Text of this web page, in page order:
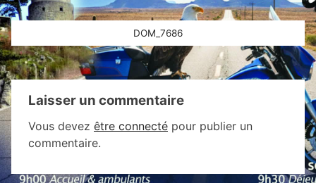
Navigation
de
l’article
DOM_7686
Laisser un commentaire
Vous devez être connecté pour publier un
commentaire.